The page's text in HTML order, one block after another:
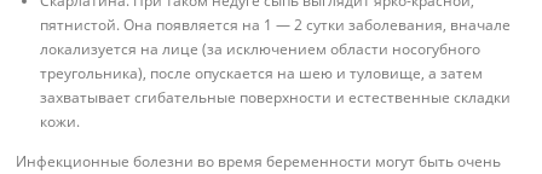
пятнистой. Она появляется на 1 — 2 сутки заболевания, вначале
локализуется на лице (за исключением области носогубного
треугольника), после опускается на шею и туловище, а затем
захватывает сгибательные поверхности и естественные складки
кожи.
Инфекционные болезни во время беременности могут быть очень